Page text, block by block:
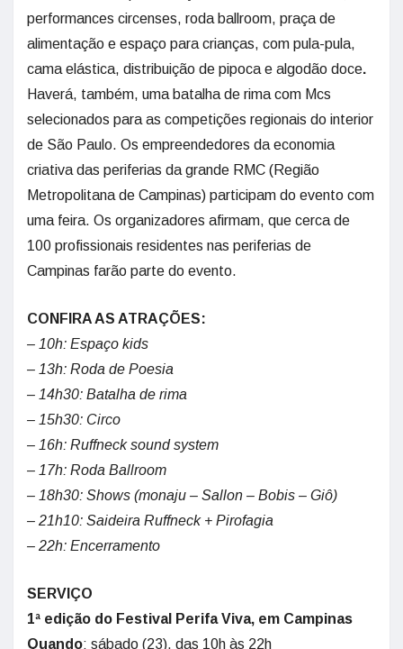
performances circenses, roda ballroom, praça de
alimentação e espaço para crianças, com pula-pula,
cama elástica, distribuição de pipoca e algodão doce.
Haverá, também, uma batalha de rima com Mcs
selecionados para as competições regionais do interior
de São Paulo. Os empreendedores da economia
criativa das periferias da grande RMC (Região
Metropolitana de Campinas) participam do evento com
uma feira. Os organizadores afirmam, que cerca de
100 profissionais residentes nas periferias de
Campinas farão parte do evento.
CONFIRA AS ATRAÇÕES:
– 10h: Espaço kids
– 13h: Roda de Poesia
– 14h30: Batalha de rima
– 15h30: Circo
– 16h: Ruffneck sound system
– 17h: Roda Ballroom
– 18h30: Shows (monaju – Sallon – Bobis – Giô)
– 21h10: Saideira Ruffneck + Pirofagia
– 22h: Encerramento
SERVIÇO
1ª edição do Festival Perifa Viva, em Campinas
Quando: sábado (23), das 10h às 22h